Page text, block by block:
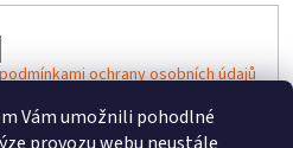
Vám umožnili pohodlné
ochrany osobních údajů